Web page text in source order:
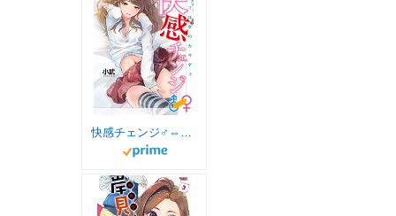
快感チェンジ♂⇔♀ (バンブーコミックス COLORFUL SELECT)